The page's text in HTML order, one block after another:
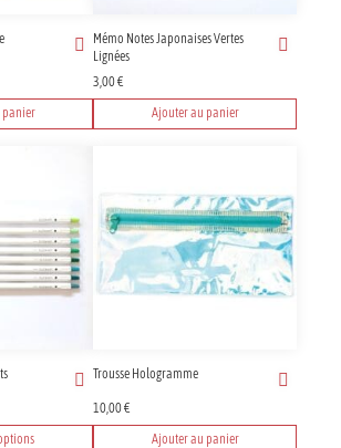
panier
Mémo Notes Japonaises Vertes
Lignées
3,00€
Ajouter au panier
Trousse Hologramme
10,00€
Ajouter au panier